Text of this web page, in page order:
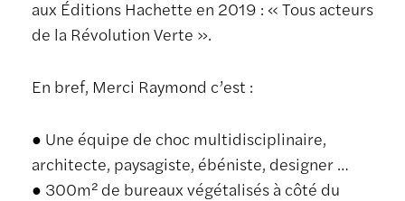
aux Éditions Hachette en 2019 : « Tous acteurs
de la Révolution Verte ».
En bref, Merci Raymond c’est :
● Une équipe de choc multidisciplinaire,
architecte, paysagiste, ébéniste, designer …
● 300m² de bureaux végétalisés à côté du